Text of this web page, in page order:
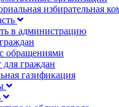
избирательная
в администрацию
обращениями
граждан
газификация